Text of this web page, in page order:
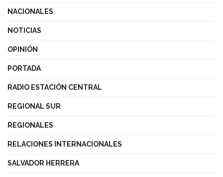
NACIONALES
NOTICIAS
OPINIÓN
PORTADA
RADIO ESTACIÓN CENTRAL
REGIONAL SUR
REGIONALES
RELACIONES INTERNACIONALES
SALVADOR HERRERA